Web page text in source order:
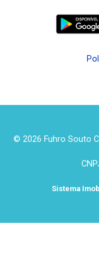
© 2026 Fuhro Souto
Sistema